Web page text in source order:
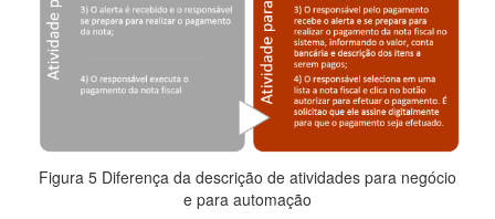
Figura 5 Diferença da descrição de atividades para negócio
e para automação